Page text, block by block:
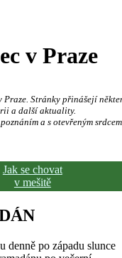
v Praze
Stránky přinášejí
a další aktuality.
a s otevřeným
Jak se chovat
v mešitě
denně po západu slunce